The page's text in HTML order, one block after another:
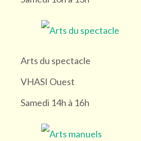
Arts du spectacle
VHASI Ouest
Samedi 14h à 16h